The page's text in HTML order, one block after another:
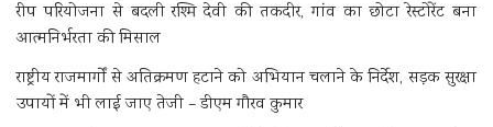
रीप परियोजना से बदली रश्मि देवी की तकदीर, गांव का छोटा रेस्टोरेंट बना
आत्मनिर्भरता की मिसाल
राष्ट्रीय राजमार्गों से अतिक्रमण हटाने को अभियान चलाने के निर्देश, सड़क सुरक्षा
उपायों में भी लाई जाए तेजी – डीएम गौरव कुमार